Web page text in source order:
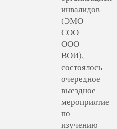
инвалидов
(ЭМО
СОО
ООО
ВОИ),
состоялось
очередное
выездное
мероприятие
по
изучению